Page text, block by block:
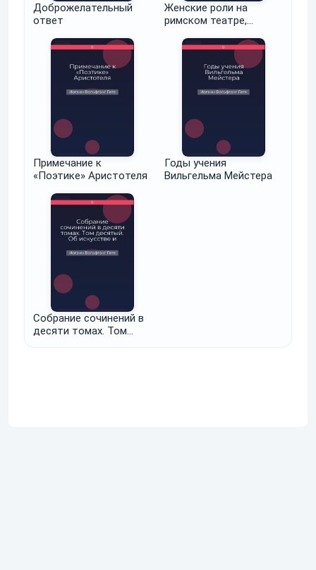
Доброжелательный
ответ
Женские роли на
римском театре,
мужчинами
Примечание к
«Поэтике» Аристотеля
Годы учения
Вильгельма Мейстера
Собрание сочинений в
десяти томах. Том